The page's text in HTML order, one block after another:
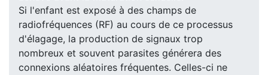
Si l'enfant est exposé à des champs de
radiofréquences (RF) au cours de ce processus
d'élagage, la production de signaux trop
nombreux et souvent parasites générera des
connexions aléatoires fréquentes. Celles-ci ne